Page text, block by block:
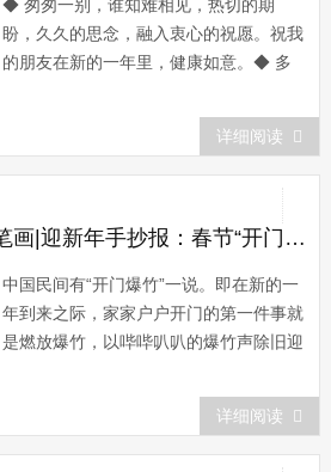
◆ 匆匆一别，谁知难相见，热切的期
盼，久久的思念，融入衷心的祝愿。祝我
的朋友在新的一年里，健康如意。◆ 多
节日的欢乐，新年的快乐，永远伴随着
你。◆ 新年只有一天，我们的友谊永
存，敞开你的心扉，让我诚挚的友情，填
满你美丽的心怀，祝你新年快乐。◆ 几
度回首，一阵阵...
详细阅读
春节手抄报爆竹简笔画|迎新年手抄报：春节“开门爆竹”
中国民间有“开门爆竹”一说。即在新的一
年到来之际，家家户户开门的第一件事就
是燃放爆竹，以哔哔叭叭的爆竹声除旧迎
仗”、“鞭炮”。其起源很早，至今已有两千
详细阅读